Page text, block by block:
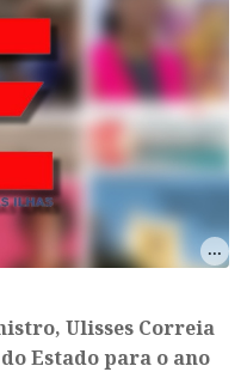
Ulisses Correia
Estado para o ano